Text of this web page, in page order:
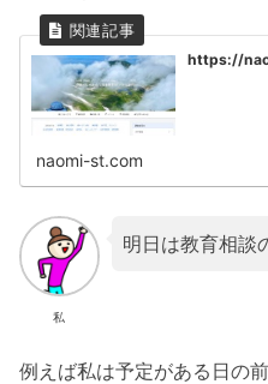
https://
naomi-st.com
私
明日は教育相談
例えば私は予定がある日の